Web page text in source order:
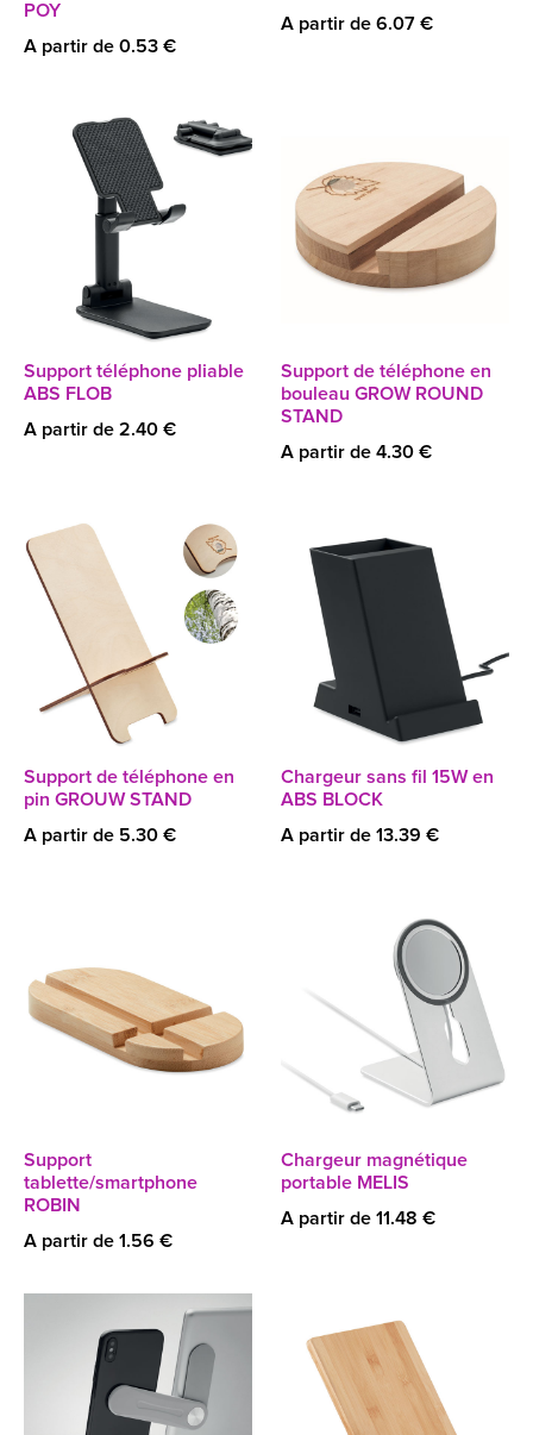
POY
A partir de 0.53 €
A partir de 6.07 €
Support téléphone pliable
ABS FLOB
A partir de 2.40 €
Support de téléphone en
bouleau GROW ROUND
STAND
A partir de 4.30 €
Support de téléphone en
pin GROUW STAND
A partir de 5.30 €
Chargeur sans fil 15W en
ABS BLOCK
A partir de 13.39 €
Support
tablette/smartphone
ROBIN
A partir de 1.56 €
Chargeur magnétique
portable MELIS
A partir de 11.48 €